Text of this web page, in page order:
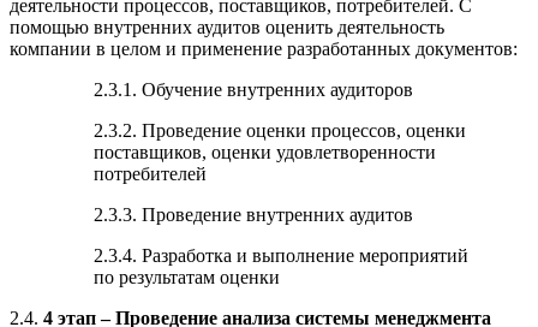
деятельности процессов, поставщиков, потребителей. С
помощью внутренних аудитов оценить деятельность
компании в целом и применение разработанных документов:
2.3.1. Обучение внутренних аудиторов
2.3.2. Проведение оценки процессов, оценки
поставщиков, оценки удовлетворенности
потребителей
2.3.3. Проведение внутренних аудитов
2.3.4. Разработка и выполнение мероприятий
по результатам оценки
2.4. 4 этап – Проведение анализа системы менеджмента